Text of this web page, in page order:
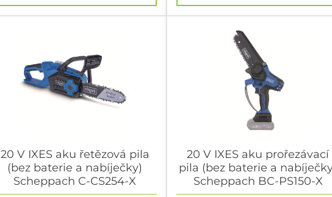
20 V IXES aku řetězová pila
(bez baterie a nabíječky)
Scheppach C-CS254-X
20 V IXES aku prořezávací
pila (bez baterie a
Scheppach BC-PS150-X